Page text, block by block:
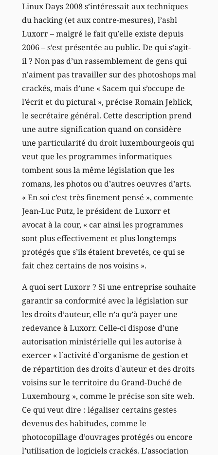
Linux Days 2008 s’intéressait aux techniques
du hacking (et aux contre-mesures), l’asbl
Luxorr – malgré le fait qu’elle existe depuis
2006 – s’est présentée au public. De qui s’agit-
il ? Non pas d’un rassemblement de gens qui
n’aiment pas travailler sur des photoshops mal
crackés, mais d’une « Sacem qui s’occupe de
l’écrit et du pictural », précise Romain Jeblick,
le secrétaire général. Cette description prend
une autre signification quand on considère
une particularité du droit luxembourgeois qui
veut que les programmes informatiques
tombent sous la même législation que les
romans, les photos ou d’autres oeuvres d’arts.
« En soi c’est très finement pensé », commente
Jean-Luc Putz, le président de Luxorr et
avocat à la cour, « car ainsi les programmes
sont plus effectivement et plus longtemps
protégés que s’ils étaient brevetés, ce qui se
fait chez certains de nos voisins ».
A quoi sert Luxorr ? Si une entreprise souhaite
garantir sa conformité avec la législation sur
les droits d’auteur, elle n’a qu’à payer une
redevance à Luxorr. Celle-ci dispose d’une
autorisation ministérielle qui les autorise à
exercer « l`activité d`organisme de gestion et
de répartition des droits d`auteur et des droits
voisins sur le territoire du Grand-Duché de
Luxembourg », comme le précise son site web.
Ce qui veut dire : légaliser certains gestes
devenus des habitudes, comme le
photocopillage d’ouvrages protégés ou encore
l’utilisation de logiciels crackés. L’association